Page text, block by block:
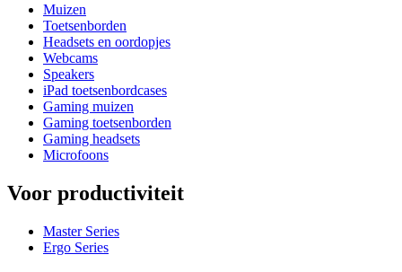
Muizen
Toetsenborden
Headsets en oordopjes
Webcams
Speakers
iPad toetsenbordcases
Gaming muizen
Gaming toetsenborden
Gaming headsets
Microfoons
Voor productiviteit
Master Series
Ergo Series